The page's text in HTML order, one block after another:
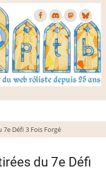
7e Défi 3 Fois Forgé
du 7e Défi